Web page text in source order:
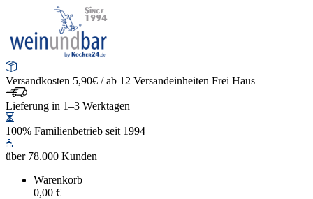
Versandkosten 5,90€ / ab 12 Versandeinheiten Frei Haus
Lieferung in 1–3 Werktagen
100% Familienbetrieb seit 1994
über 78.000 Kunden
Warenkorb
0,00 €